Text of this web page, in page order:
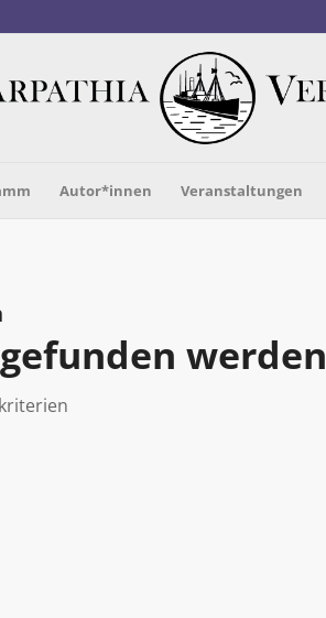
Autor*innen Veranstaltungen
werden